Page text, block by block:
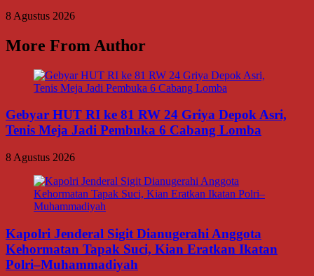
8 Agustus 2026
More From Author
Gebyar HUT RI ke 81 RW 24 Griya Depok Asri,
Tenis Meja Jadi Pembuka 6 Cabang Lomba
8 Agustus 2026
Kapolri Jenderal Sigit Dianugerahi Anggota
Kehormatan Tapak Suci, Kian Eratkan Ikatan
Polri–Muhammadiyah